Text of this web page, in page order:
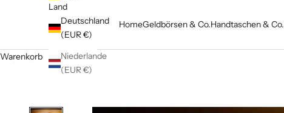
HomeGeldbörsen & Co.Handtaschen & Co.
Land
Deutschland
(EUR €)
Niederlande
(EUR €)
Warenkorb